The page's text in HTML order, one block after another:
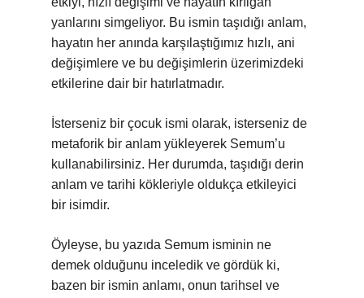
yanlarını simgeliyor. Bu ismin taşıdığı anlam,
hayatın her anında karşılaştığımız hızlı, ani
değişimlere ve bu değişimlerin üzerimizdeki
etkilerine dair bir hatırlatmadır.
İsterseniz bir çocuk ismi olarak, isterseniz de
metaforik bir anlam yükleyerek Semum’u
kullanabilirsiniz. Her durumda, taşıdığı derin
anlam ve tarihi kökleriyle oldukça etkileyici
bir isimdir.
Öyleyse, bu yazıda Semum isminin ne
demek olduğunu inceledik ve gördük ki,
bazen bir ismin anlamı, onun tarihsel ve